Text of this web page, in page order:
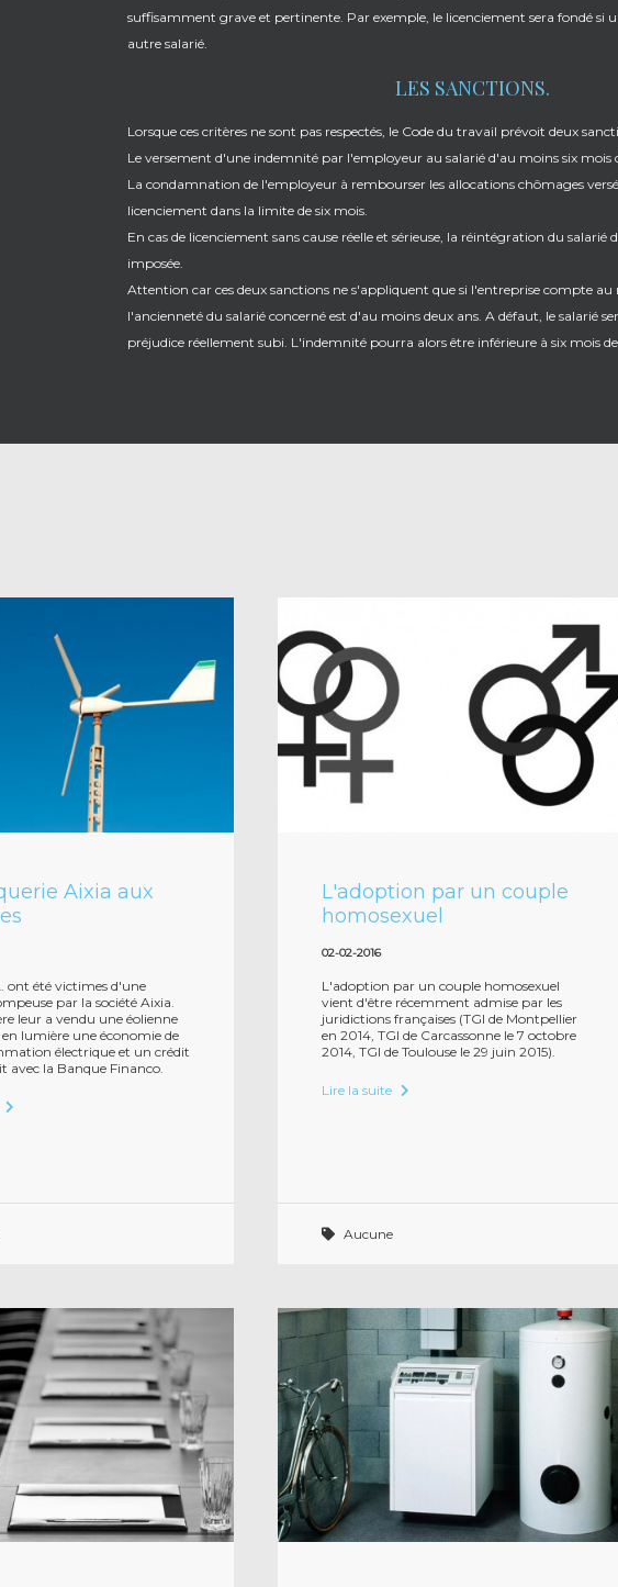
suffisamment grave et pertinente. Par exemple, le licenciement sera fondé si
autre salarié.
LES SANCTIONS.
Lorsque ces critères ne sont pas respectés, le Code du travail prévoit deux
Le versement d'une indemnité par l'employeur au salarié d'au moins six mois
La condamnation de l'employeur à rembourser les allocations chômages
licenciement dans la limite de six mois.
En cas de licenciement sans cause réelle et sérieuse, la réintégration du salarié
imposée.
Attention car ces deux sanctions ne s'appliquent que si l'entreprise compte au
l'ancienneté du salarié concerné est d'au moins deux ans. A défaut, le salarié
préjudice réellement subi. L'indemnité pourra alors être inférieure à six mois
Aixia aux
ont été victimes d'une
par la société Aixia.
leur a vendu une éolienne
lumière une économie de
électrique et un crédit
avec la Banque Financo.
L'adoption par un couple
homosexuel
02-02-2016
L'adoption par un couple homosexuel
vient d'être récemment admise par les
juridictions françaises (TGI de Montpellier
en 2014, TGI de Carcassonne le 7 octobre
2014, TGI de Toulouse le 29 juin 2015).
Lire la suite
Aucune